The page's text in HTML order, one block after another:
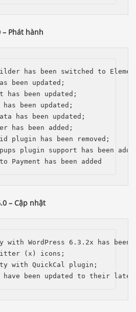
Phát hành
has been switched to
been updated;
has been updated;
been updated;
has been updated;
has been added;
plugin has been removed;
plugin support has been
Payment has been added
– Cập nhật
WordPress 6.3.2x has been
(x) icons;
with QuickCal plugin;
have been updated to their